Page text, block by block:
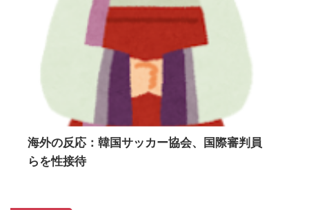
海外の反応：韓国サッカー協会、国際審判員
らを性接待